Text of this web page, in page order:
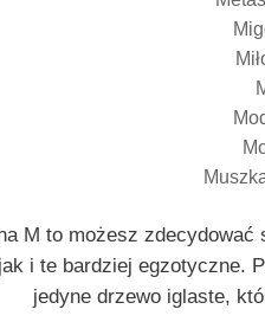
M to możesz
i te bardziej egzotyczne.
jedyne drzewo iglaste,